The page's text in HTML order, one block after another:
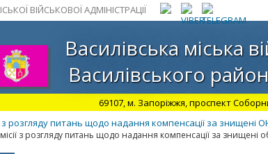
ВІЙСЬКОВОЇ АДМІНІСТРАЦІЇ
Василівська міська
Василівського
69107, м. Запоріжжя, проспект
з розгляду питань щодо надання компенсації за знищені
з розгляду питань щодо надання компенсації за